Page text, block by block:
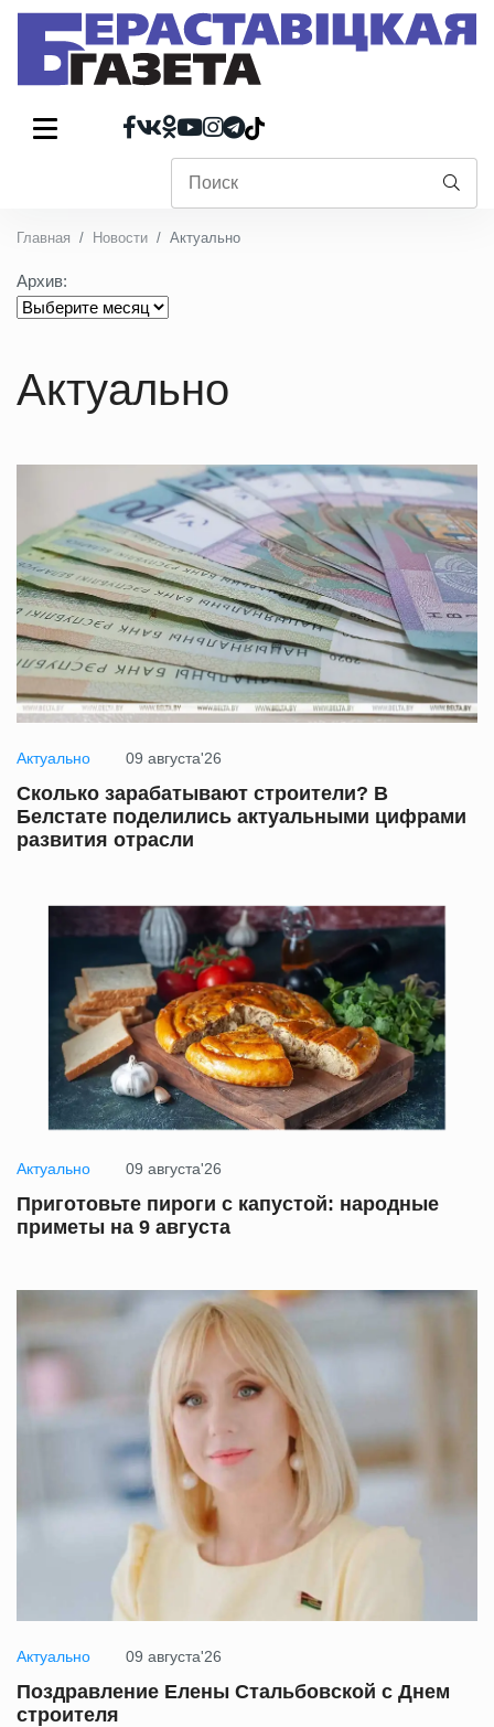
Главная Новости Актуально
Архив:
Актуально
Актуально 09 августа'26
Сколько зарабатывают строители? В
Белстате поделились актуальными цифрами
развития отрасли
Актуально 09 августа'26
Приготовьте пироги с капустой: народные
приметы на 9 августа
Актуально 09 августа'26
Поздравление Елены Стальбовской с Днем
строителя